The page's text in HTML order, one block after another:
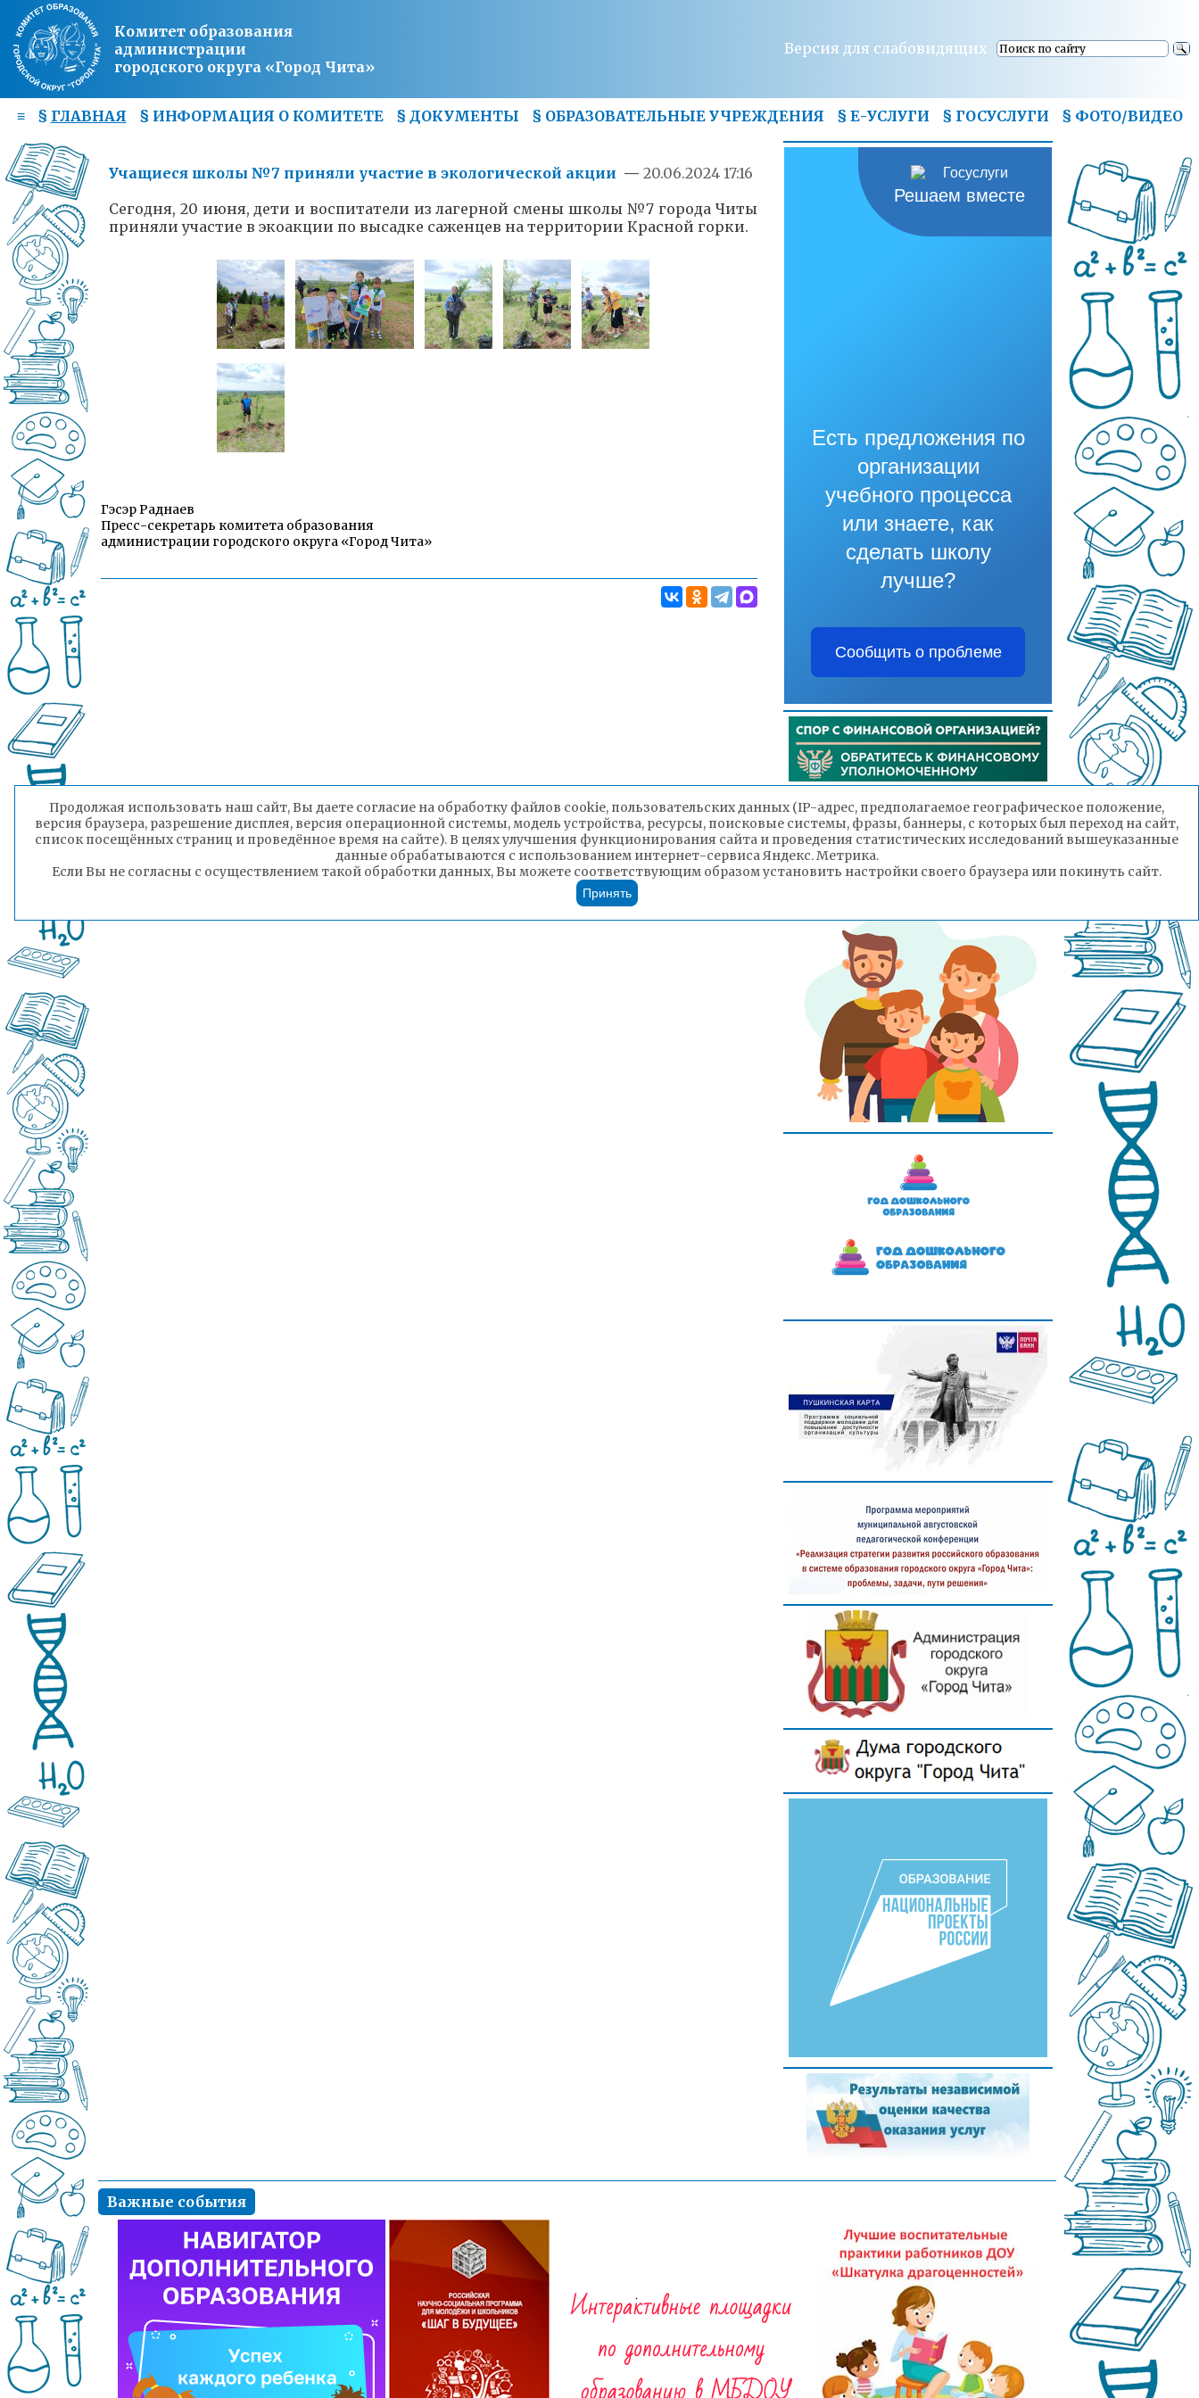
Комитет образования
администрации
городского округа «Город Чита»
Версия для слабовидящих
≡ § ГЛАВНАЯ § ИНФОРМАЦИЯ О КОМИТЕТЕ § ДОКУМЕНТЫ § ОБРАЗОВАТЕЛЬНЫЕ УЧРЕЖДЕНИЯ § Е-УСЛУГИ § ГОСУСЛУГИ § ФОТО/ВИДЕО
Учащиеся школы №7 приняли участие в экологической акции — 20.06.2024 17:16
Сегодня, 20 июня, дети и воспитатели из лагерной смены школы №7 города Читы
приняли участие в экоакции по высадке саженцев на территории Красной горки.
Гэсэр Раднаев
Пресс-секретарь комитета образования
администрации городского округа «Город Чита»
Решаем вместе
Есть предложения по
организации
учебного процесса
или знаете, как
сделать школу
лучше?
Сообщить о проблеме
Важные события
Продолжая использовать наш сайт, Вы даете согласие на обработку файлов cookie, пользовательских данных (IP-адрес, предполагаемое географическое положение,
версия браузера, разрешение дисплея, версия операционной системы, модель устройства, ресурсы, поисковые системы, фразы, баннеры, с которых был переход на сайт,
список посещённых страниц и проведённое время на сайте). В целях улучшения функционирования сайта и проведения статистических исследований вышеуказанные
данные обрабатываются с использованием интернет-сервиса Яндекс. Метрика.
Если Вы не согласны с осуществлением такой обработки данных, Вы можете соответствующим образом установить настройки своего браузера или покинуть сайт.
Принять